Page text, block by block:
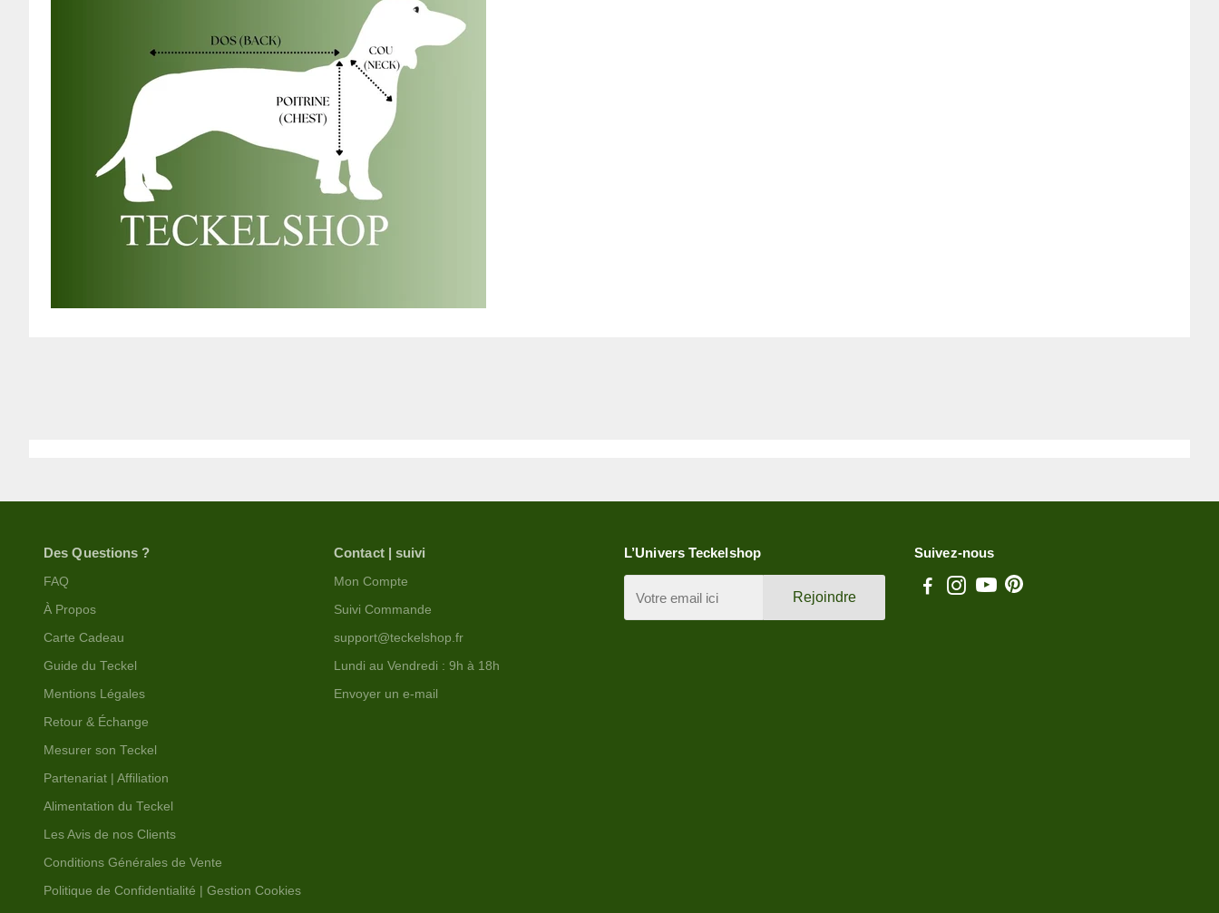
Des Questions ?
FAQ
À Propos
Carte Cadeau
Guide du Teckel
Mentions Légales
Retour & Échange
Mesurer son Teckel
Partenariat | Affiliation
Alimentation du Teckel
Les Avis de nos Clients
Conditions Générales de Vente
Politique de Confidentialité | Gestion Cookies
Contact | suivi
Mon Compte
Suivi Commande
support@teckelshop.fr
Lundi au Vendredi : 9h à 18h
Envoyer un e-mail
L’Univers Teckelshop
Rejoindre
Suivez-nous